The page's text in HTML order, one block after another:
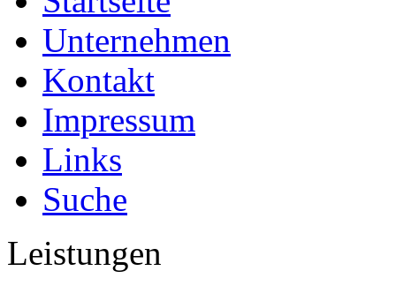
Unternehmen
Kontakt
Impressum
Links
Suche
Leistungen